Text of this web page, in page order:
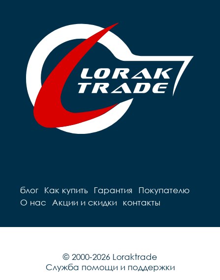
блог Как купить Гарантия
Покупателю
О нас
Акции и скидки контакты
© 2000-2026 Loraktrade
Служба помощи и поддержки